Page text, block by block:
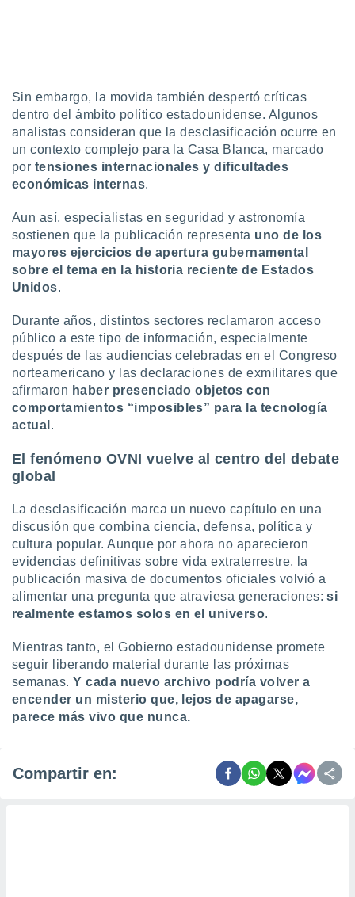
Sin embargo, la movida también despertó críticas
dentro del ámbito político estadounidense. Algunos
analistas consideran que la desclasificación ocurre en
un contexto complejo para la Casa Blanca, marcado
por tensiones internacionales y dificultades
económicas internas.
Aun así, especialistas en seguridad y astronomía
sostienen que la publicación representa uno de los
mayores ejercicios de apertura gubernamental
sobre el tema en la historia reciente de Estados
Unidos.
Durante años, distintos sectores reclamaron acceso
público a este tipo de información, especialmente
después de las audiencias celebradas en el Congreso
norteamericano y las declaraciones de exmilitares que
afirmaron haber presenciado objetos con
comportamientos “imposibles” para la tecnología
actual .
El fenómeno OVNI vuelve al centro del debate
global
La desclasificación marca un nuevo capítulo en una
discusión que combina ciencia, defensa, política y
cultura popular. Aunque por ahora no aparecieron
evidencias definitivas sobre vida extraterrestre, la
publicación masiva de documentos oficiales volvió a
alimentar una pregunta que atraviesa generaciones:si
realmente estamos solos en el universo.
Mientras tanto, el Gobierno estadounidense promete
seguir liberando material durante las próximas
semanas.Y cada nuevo archivo podría volver a
encender un misterio que, lejos de apagarse,
parece más vivo que nunca.
Compartir en: